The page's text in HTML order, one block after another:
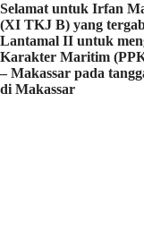
Selamat untuk Irfan
(XI TKJ B) yang
Lantamal II untuk
Karakter Maritim
– Makassar pada
di Makassar